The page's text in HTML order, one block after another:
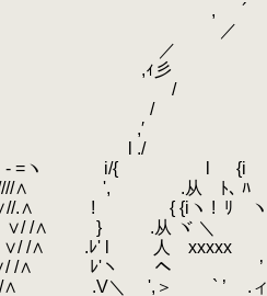
} i
{i 从/ ﾘ
ﾄ､ ﾊ } ﾘ 芹
.∧ ! { {iヽ ! ﾘ
.从 ヾ ＼
/∧
.ﾚ' l 人 xxxxx
∨/ /∧ ﾚ'ヽ ヘ
.V＼ ',＞ ` ’ .